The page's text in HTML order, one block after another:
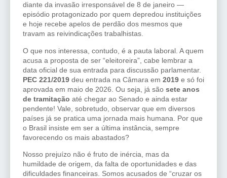
diante da invasão irresponsável de 8 de janeiro —
episódio protagonizado por quem depredou instituições
e hoje recebe apelos de perdão dos mesmos que
travam as reivindicações trabalhistas.
O que nos interessa, contudo, é a pauta laboral. A quem
acusa a proposta de ser “eleitoreira”, cabe lembrar a
data oficial de sua entrada para discussão parlamentar.
PEC 221/2019 deu entrada na Câmara em 2019 e só foi
aprovada em maio de 2026. Ou seja, já são sete anos
de tramitação até chegar ao Senado e ainda estar
pendente! Vale, sobretudo, observar que em diversos
países já se pratica uma jornada mais humana. Por que
o Brasil insiste em ser a última instância, sempre
favorecendo os mais abastados?
Nosso prejuízo não é fruto de inércia, mas da
humildade de origem, da falta de oportunidades e das
dificuldades financeiras. Somos acusados de “cruzar os